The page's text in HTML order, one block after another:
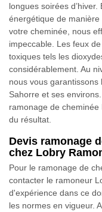
longues soirées
énergétique de
votre cheminée, nous
impeccable. Les feux
toxiques tels les
considérablement. Au
nous vous garantissons
Sahorre et ses
ramonage de
du résultat.
Devis ramonage
chez Lobry
Pour le ramonage de
contacter le ramoneur
d'expérience dans ce
les normes en vigueur.